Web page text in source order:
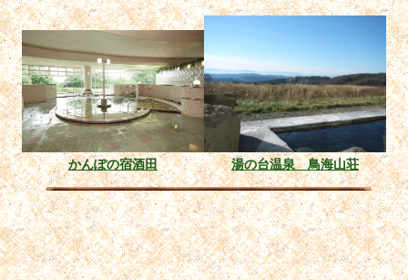
かんぽの宿酒田 湯の台温泉 鳥海山荘